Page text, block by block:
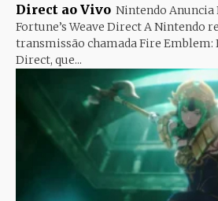
Direct ao Vivo Nintendo Anuncia
Fortune’s Weave Direct A Nintendo
transmissão chamada Fire Emblem:
Direct, que...